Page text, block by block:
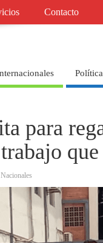
Contacto
Política
para
Nacionales